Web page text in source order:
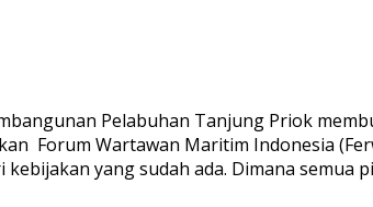
Pelabuhan Tanjung Priok
Forum Wartawan Maritim Indonesia
yang sudah ada. Dimana